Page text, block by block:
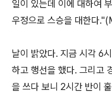
일이 있는데 이에 대하여
우정으로 스승을 대한다
날이 밝았다. 지금 시각 6시
하고 행선을 했다. 그리고
을 쓰다 보니 2시간 반이